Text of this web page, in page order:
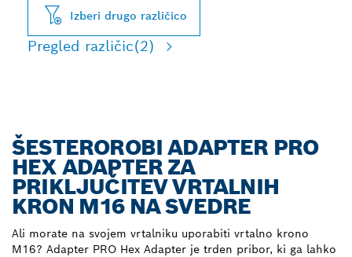
Izberi drugo različico
Pregled različic(2)
ŠESTEROROBI ADAPTER PRO
HEX ADAPTER ZA
PRIKLJUČITEV VRTALNIH
KRON M16 NA SVEDRE
Ali morate na svojem vrtalniku uporabiti vrtalno krono
M16? Adapter PRO Hex Adapter je trden pribor, ki ga lahko